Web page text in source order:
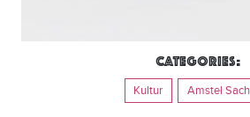
Categories:
Kultur Amstel